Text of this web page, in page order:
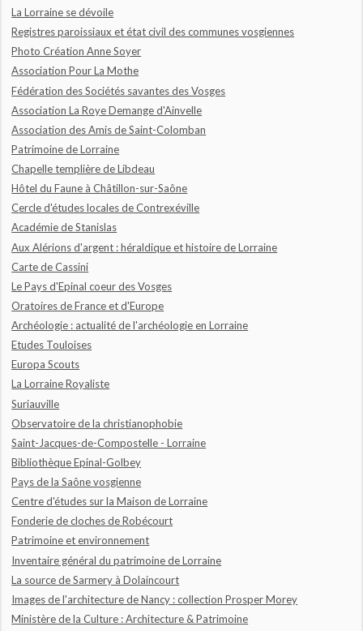
La Lorraine se dévoile
Registres paroissiaux et état civil des communes vosgiennes
Photo Création Anne Soyer
Association Pour La Mothe
Fédération des Sociétés savantes des Vosges
Association La Roye Demange d'Ainvelle
Association des Amis de Saint-Colomban
Patrimoine de Lorraine
Chapelle templière de Libdeau
Hôtel du Faune à Châtillon-sur-Saône
Cercle d'études locales de Contrexéville
Académie de Stanislas
Aux Alérions d'argent : héraldique et histoire de Lorraine
Carte de Cassini
Le Pays d'Epinal coeur des Vosges
Oratoires de France et d'Europe
Archéologie : actualité de l'archéologie en Lorraine
Etudes Touloises
Europa Scouts
La Lorraine Royaliste
Suriauville
Observatoire de la christianophobie
Saint-Jacques-de-Compostelle - Lorraine
Bibliothèque Epinal-Golbey
Pays de la Saône vosgienne
Centre d'études sur la Maison de Lorraine
Fonderie de cloches de Robécourt
Patrimoine et environnement
Inventaire général du patrimoine de Lorraine
La source de Sarmery à Dolaincourt
Images de l'architecture de Nancy : collection Prosper Morey
Ministère de la Culture : Architecture & Patrimoine